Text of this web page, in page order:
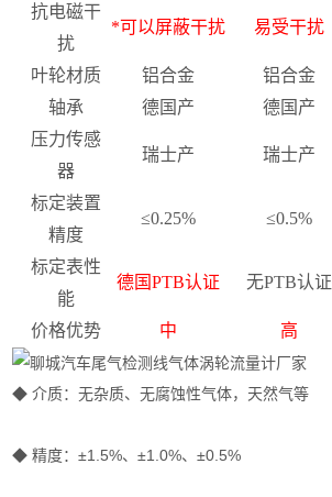
抗电磁干
扰
*可以屏蔽干扰 易受干扰
叶轮材质 铝合金 铝合金
轴承
德国产 德国产
压力传感
器
瑞士产 瑞士产
标定装置
精度
≤0.25% ≤0.5%
标定表性
能
德国PTB认证 无PTB认证
价格优势 中 高
◆ 介质：无杂质、无腐蚀性气体，天然气等
◆ 精度：±1.5%、±1.0%、±0.5%